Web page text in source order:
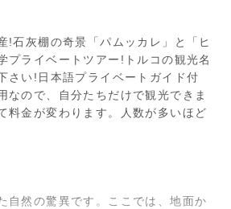
!石灰棚の奇景「パムッカレ」と「ヒ
プライベートツアー!トルコの観光名
さい!日本語プライベートガイド付
なので、自分たちだけで観光できま
料金が変わります。人数が多いほど
自然の驚異です。ここでは、地面か